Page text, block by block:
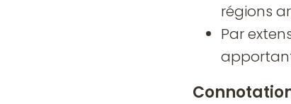
régions
Par